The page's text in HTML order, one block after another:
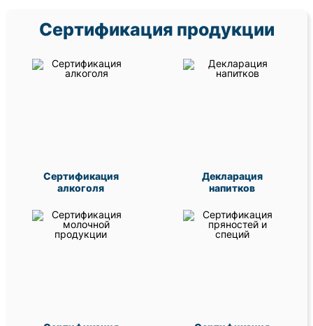
Сертификация продукции
Сертификация
алкоголя
Декларация
напитков